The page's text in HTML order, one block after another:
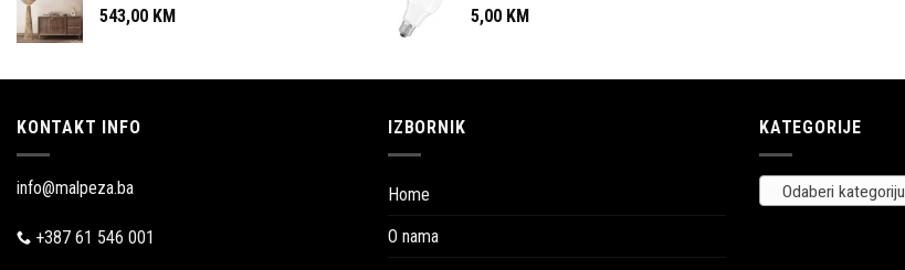
543,00 KM
5,00 KM
KONTAKT INFO
info@malpeza.ba
+387 61 546 001
IZBORNIK
Home
O nama
KATEGORIJE
Odaberi kategoriju